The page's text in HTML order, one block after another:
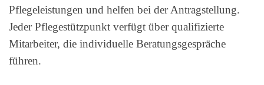
Pflegeleistungen und helfen bei der Antragstellung.
Jeder Pflegestützpunkt verfügt über qualifizierte
Mitarbeiter, die individuelle Beratungsgespräche
führen.